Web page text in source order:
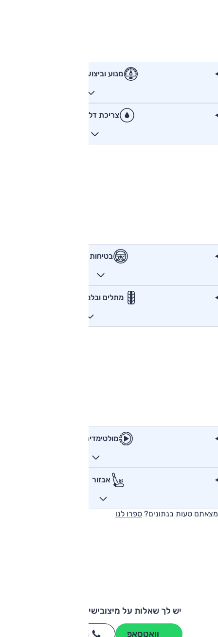
מנוע וביצועים
צריכת דלק
בטיחות
מתלים ובלמים
מולטימדיה
אבזור
מצאתם טעות בנתונים? ספרו לנו
יש לך שאלות על מיצובישי ספייס סטאר?
וואטסאפ חייגו